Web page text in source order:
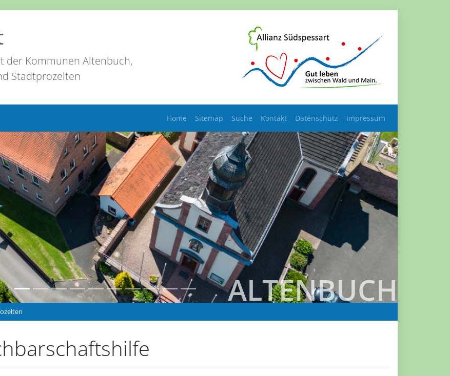
der Kommunen Altenbuch,
Stadtprozelten
Home Sitemap Suche Kontakt Datenschutz Impressum
ALTENBUCH